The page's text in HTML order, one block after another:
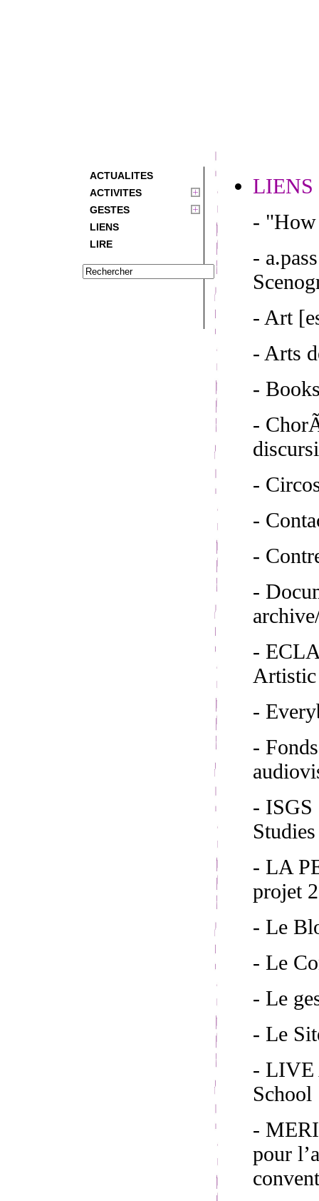
ACTUALITES
ACTIVITES
GESTES
LIENS
LIRE
LIENS
- "How
-
- Art
- Arts
-
-
-
-
-
-
-
Artistic
-
-
- ISGS
Studies
- LA
projet
- Le
- Le
- Le
- Le
- LIVE
School
-
pour